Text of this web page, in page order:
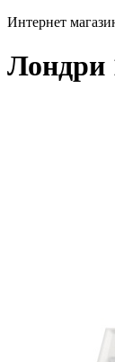
Интернет
Лондри